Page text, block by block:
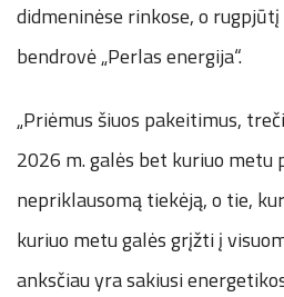
didmeninėse rinkose, o
bendrovė „Perlas energija“.
„Priėmus šiuos pakeitimus,
2026 m. galės bet kuriuo metu
nepriklausomą tiekėją, o tie,
kuriuo metu galės grįžti į
anksčiau yra sakiusi